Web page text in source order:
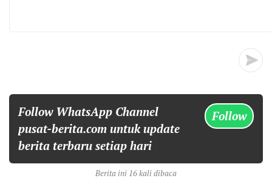
Follow WhatsApp Channel
pusat-berita.com untuk update
berita terbaru setiap hari
Follow
Berita ini 16 kali dibaca